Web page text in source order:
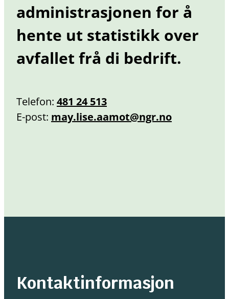
administrasjonen for å
hente ut statistikk over
avfallet frå di bedrift.
Telefon: 481 24 513
E-post: may.lise.aamot@ngr.no
Kontaktinformasjon